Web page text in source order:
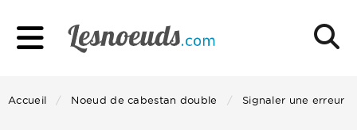
Accueil Noeud de cabestan double Signaler une erreur